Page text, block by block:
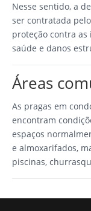
Nesse sentido, a
ser contratada
proteção contra
saúde e danos
Áreas
As pragas em
encontram
espaços
e almoxarifados,
piscinas,